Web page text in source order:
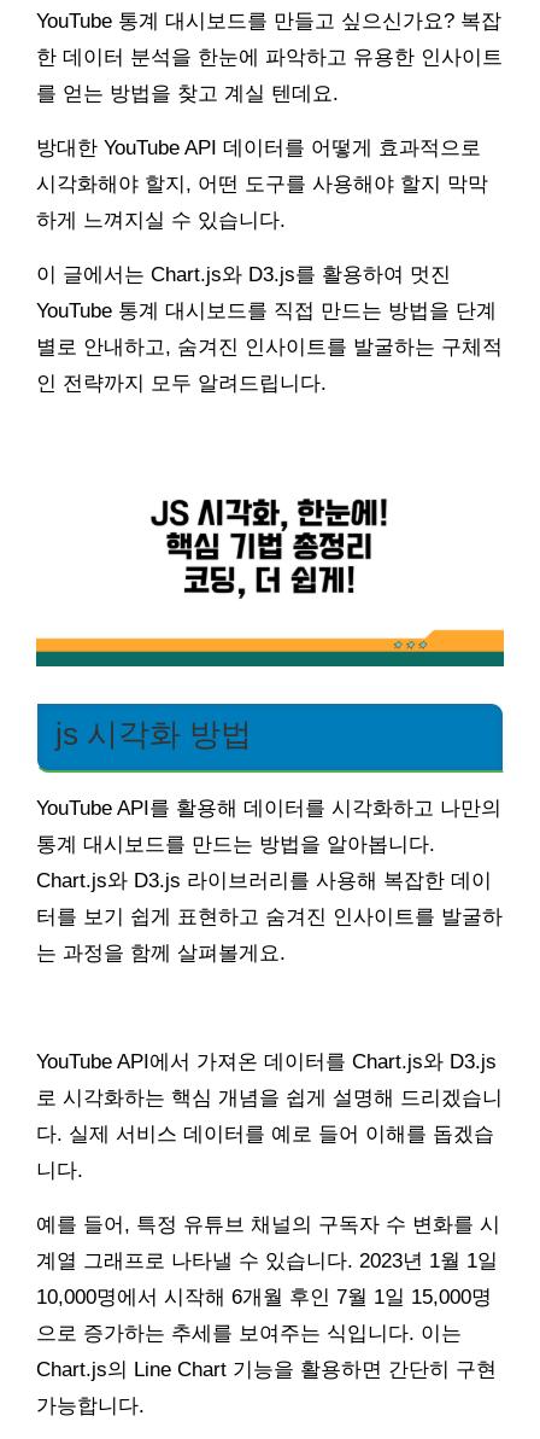
YouTube 통계 대시보드를 만들고 싶으신가요? 복잡
한 데이터 분석을 한눈에 파악하고 유용한 인사이트
를 얻는 방법을 찾고 계실 텐데요.
방대한 YouTube API 데이터를 어떻게 효과적으로
시각화해야 할지, 어떤 도구를 사용해야 할지 막막
하게 느껴지실 수 있습니다.
이 글에서는 Chart.js와 D3.js를 활용하여 멋진
YouTube 통계 대시보드를 직접 만드는 방법을 단계
별로 안내하고, 숨겨진 인사이트를 발굴하는 구체적
인 전략까지 모두 알려드립니다.
js 시각화 방법
YouTube API를 활용해 데이터를 시각화하고 나만의
통계 대시보드를 만드는 방법을 알아봅니다.
Chart.js와 D3.js 라이브러리를 사용해 복잡한 데이
터를 보기 쉽게 표현하고 숨겨진 인사이트를 발굴하
는 과정을 함께 살펴볼게요.
YouTube API에서 가져온 데이터를 Chart.js와 D3.js
로 시각화하는 핵심 개념을 쉽게 설명해 드리겠습니
다. 실제 서비스 데이터를 예로 들어 이해를 돕겠습
니다.
예를 들어, 특정 유튜브 채널의 구독자 수 변화를 시
계열 그래프로 나타낼 수 있습니다. 2023년 1월 1일
10,000명에서 시작해 6개월 후인 7월 1일 15,000명
으로 증가하는 추세를 보여주는 식입니다. 이는
Chart.js의 Line Chart 기능을 활용하면 간단히 구현
가능합니다.